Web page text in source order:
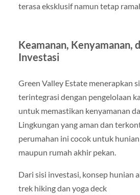
terasa eksklusif namun tetap
Keamanan, Kenyamanan,
Investasi
Green Valley Estate menerapkan
terintegrasi dengan pengelolaan
untuk memastikan kenyamanan
Lingkungan yang aman dan
perumahan ini cocok untuk
maupun rumah akhir pekan.
Dari sisi investasi, konsep hunian
trek hiking dan yoga deck